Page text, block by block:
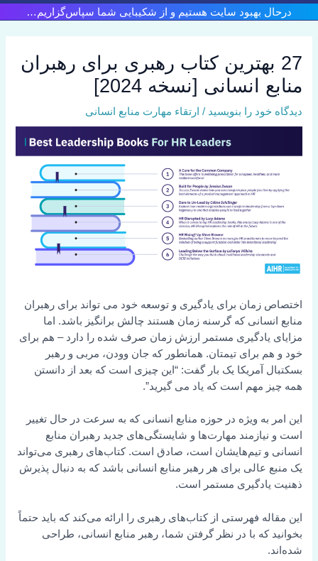
پرش
به
درحال بهبود سایت هستیم و از شکیبایی شما سپاس‌گزاریم…
27 بهترین کتاب رهبری برای رهبران
منابع انسانی [نسخه 2024]
دیدگاه‌ خود را بنویسید / ارتقاء مهارت منابع انسانی
اختصاص زمان برای یادگیری و توسعه خود می تواند برای رهبران
منابع انسانی که گرسنه زمان هستند چالش برانگیز باشد. اما
مزایای یادگیری مستمر ارزش زمان صرف شده را دارد – هم برای
خود و هم برای تیمتان. همانطور که جان وودن، مربی و رهبر
بسکتبال آمریکا یک بار گفت: “این چیزی است که بعد از دانستن
همه چیز مهم است که یاد می گیرید”.
این امر به ویژه در حوزه منابع انسانی که به سرعت در حال تغییر
است و نیازمند مهارت‌ها و شایستگی‌های جدید رهبران منابع
انسانی و تیم‌هایشان است، صادق است. کتاب‌های رهبری می‌تواند
یک منبع عالی برای هر رهبر منابع انسانی باشد که به دنبال پذیرش
ذهنیت یادگیری مستمر است.
این مقاله فهرستی از کتاب‌های رهبری را ارائه می‌کند که باید حتماً
بخوانید که با در نظر گرفتن شما، رهبر منابع انسانی، طراحی
شده‌اند.